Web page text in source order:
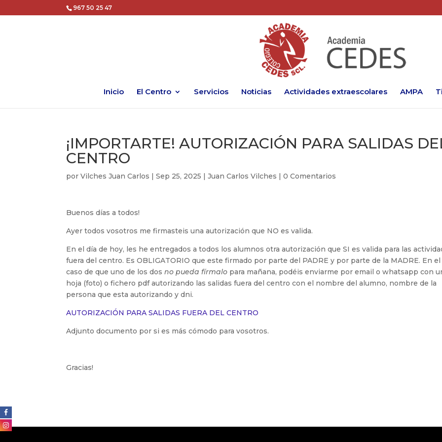
967 50 25 47
Inicio El Centro Servicios Noticias Actividades extraescolares AMPA
¡IMPORTARTE! AUTORIZACIÓN PARA SALIDAS
CENTRO
porVilches Juan Carlos |Sep 25, 2025 |Juan Carlos Vilches |0 Comentarios
Buenos días a todos!
Ayer todos vosotros me firmasteis una autorización que NO es valida.
En el día de hoy, les he entregados a todos los alumnos otra autorización que SI es valida para las
fuera del centro. Es OBLIGATORIO que este firmado por parte del PADRE y por parte de la MADRE. En el
caso de que uno de los dosno pueda fírmalo para mañana, podéis enviarme por email o whatsapp con
hoja (foto) o fichero pdf autorizando las salidas fuera del centro con el nombre del alumno, nombre de la
persona que esta autorizando y dni.
AUTORIZACIÓN PARA SALIDAS FUERA DEL CENTRO
Adjunto documento por si es más cómodo para vosotros.
Gracias!